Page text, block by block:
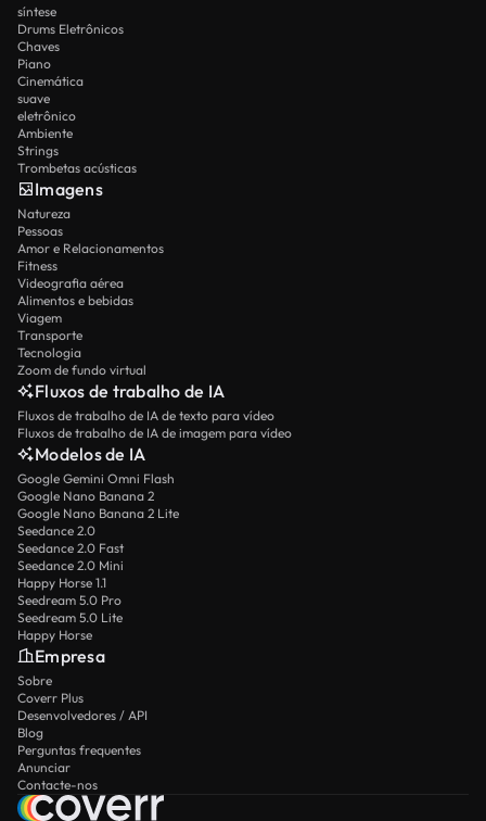
síntese
Drums Eletrônicos
Chaves
Piano
Cinemática
suave
eletrônico
Ambiente
Strings
Trombetas acústicas
Imagens
Natureza
Pessoas
Amor e Relacionamentos
Fitness
Videografia aérea
Alimentos e bebidas
Viagem
Transporte
Tecnologia
Zoom de fundo virtual
Fluxos de trabalho de IA
Fluxos de trabalho de IA de texto para vídeo
Fluxos de trabalho de IA de imagem para vídeo
Modelos de IA
Google Gemini Omni Flash
Google Nano Banana 2
Google Nano Banana 2 Lite
Seedance 2.0
Seedance 2.0 Fast
Seedance 2.0 Mini
Happy Horse 1.1
Seedream 5.0 Pro
Seedream 5.0 Lite
Happy Horse
Empresa
Sobre
Coverr Plus
Desenvolvedores / API
Blog
Perguntas frequentes
Anunciar
Contacte-nos